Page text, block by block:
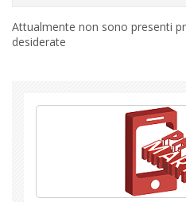
Attualmente non sono presenti
desiderate